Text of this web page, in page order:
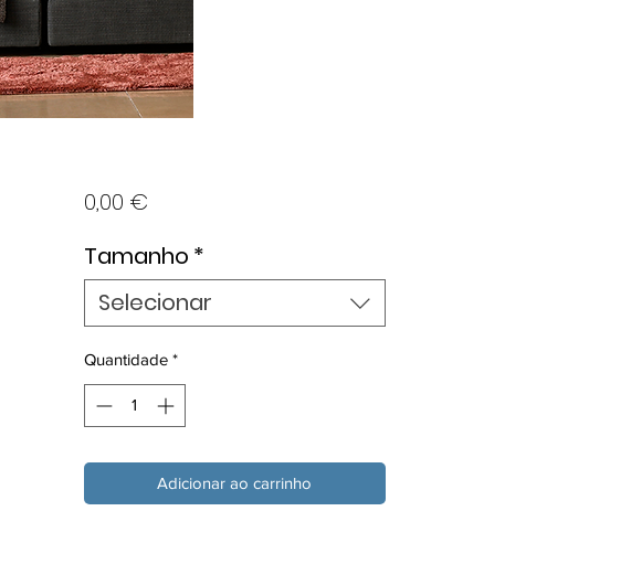
0,00 €Preço
Tamanho *
Selecionar
Quantidade *
Adicionar ao carrinho